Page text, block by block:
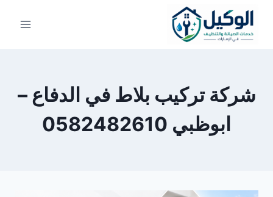
التجاوز
المحتوى
شركة تركيب بلاط في الدفاع –
ابوظبي 0582482610